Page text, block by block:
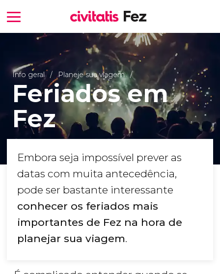
Info geral Planeje sua viagem
Feriados em
Fez
Embora seja impossível prever as
datas com muita antecedência,
pode ser bastante interessante
conhecer os feriados mais
importantes de Fez na hora de
planejar sua viagem.